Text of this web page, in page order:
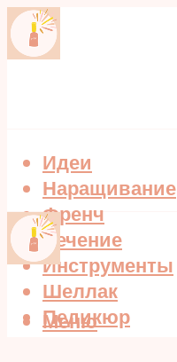
Идеи
Наращивание
Френч
Лечение
Инструменты
Шеллак
Педикюр
Меню